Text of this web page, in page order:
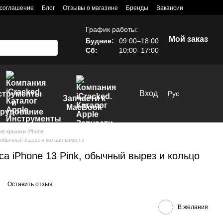
Блог Отзывы о магазине Бренды Вакансии
График работы:
Будние:
09:00–18:00
Сб:
10:00–17:00
Мой заказ
и
Запчасти к
MacBook
Вход Рус
крышки iPhone
вырез и кольцо камеры
iPhone 13 Pink, обычный вырез и кольцо
Оставить отзыв
В желания